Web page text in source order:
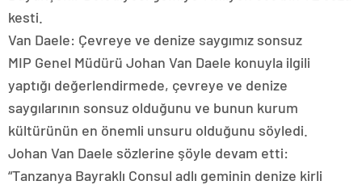
kesti.
Van Daele: Çevreye ve denize saygımız sonsuz
MIP Genel Müdürü Johan Van Daele konuyla ilgili
yaptığı değerlendirmede, çevreye ve denize
saygılarının sonsuz olduğunu ve bunun kurum
kültürünün en önemli unsuru olduğunu söyledi.
Johan Van Daele sözlerine şöyle devam etti:
“Tanzanya Bayraklı Consul adlı geminin denize kirli